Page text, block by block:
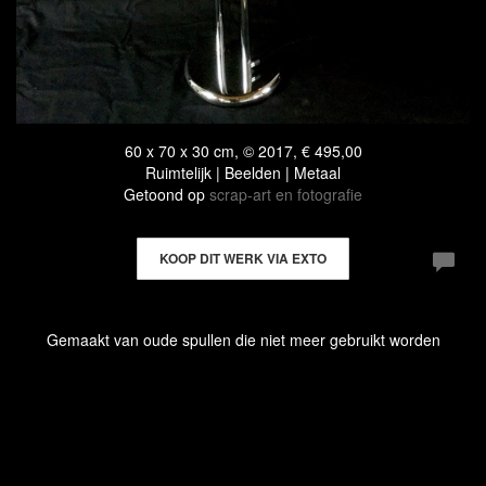
60 x 70 x 30 cm, © 2017, € 495,00
Ruimtelijk | Beelden | Metaal
Getoond op scrap-art en fotografie
KOOP DIT WERK VIA EXTO
Gemaakt van oude spullen die niet meer gebruikt worden